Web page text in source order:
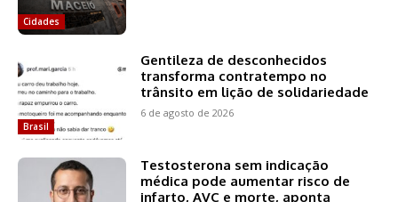
Cidades
Brasil
Gentileza de desconhecidos
transforma contratempo no
trânsito em lição de solidariedade
6 de agosto de 2026
Testosterona sem indicação
médica pode aumentar risco de
infarto, AVC e morte, aponta